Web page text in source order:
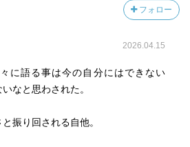
したかったんだろうな…
フォロー
2026.04.15
に語る事は今の自分にはできない
なと思わされた。
振り回される自他。